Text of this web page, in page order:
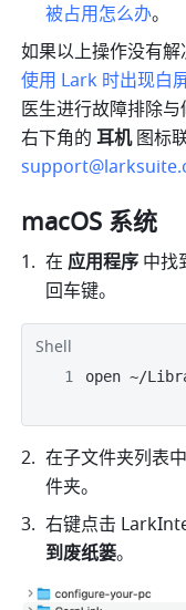
被占用怎么办。
如果以上操作没有
使用 Lark 时出现白
医生进行故障排除
右下角的 耳机
macOS 系统
在 应用程序 中找
回车键。
Shell
open ~/
在子文件夹列表
件夹。
右键点击
到废纸篓。